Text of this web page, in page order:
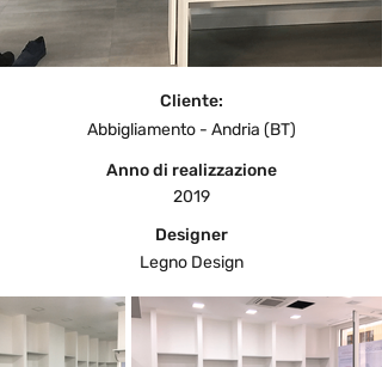
Cliente:
Abbigliamento - Andria (BT)
Anno di realizzazione
2019
Designer
Legno Design